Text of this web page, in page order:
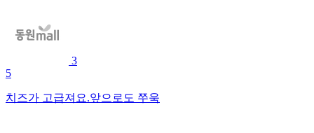
3
5
치즈가 고급져요.앞으로도 쭈욱